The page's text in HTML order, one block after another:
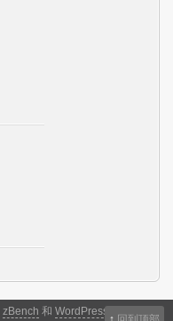
zBench 和 WordPress